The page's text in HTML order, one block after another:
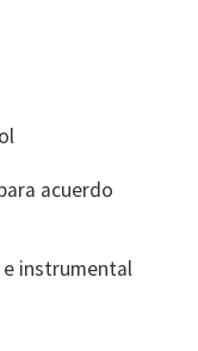
acuerdo
e instrumental